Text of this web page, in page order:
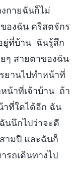
กายฉันก็ไม่
องฉัน คริสตจักร
ยู่ที่บ้าน ฉันรู้สึก
ๆ สายตาของฉัน
ยานไปทำหน้าที่
น้าที่เจ้าบ้าน ถ้า
าที่ใดได้อีก ฉัน
นนึกไปว่าจะดี
ามปี และฉันก็
รถเดินทางไป